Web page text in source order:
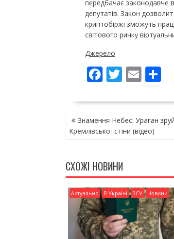
передбачає законодавче
депутатів. Закон
криптобіржі зможуть
світового ринку
Джерело
F
e
b
o
k
T
itt
er
E
ai
l
П
ді
л
и
НАВІГАЦІЯ
ЗАПИСІВ
Знамення Небес: Ураган
Кремлівської стіни (відео)
СХОЖІ НОВИНИ
Актуально В Україні ЗСУ Новини